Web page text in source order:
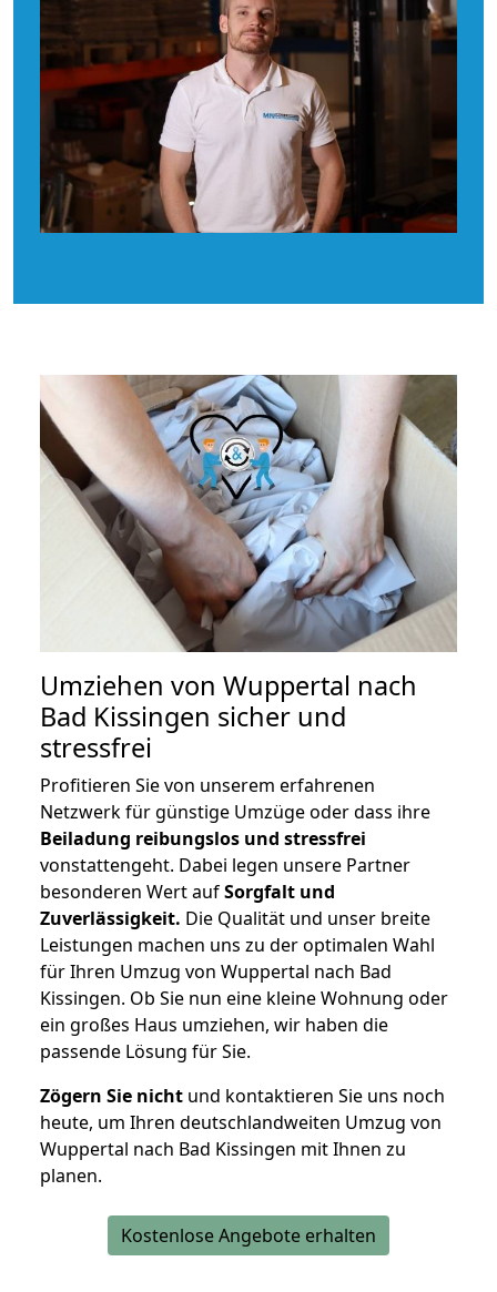
Umziehen von Wuppertal nach
Bad Kissingen sicher und
stressfrei
Profitieren Sie von unserem erfahrenen
Netzwerk für günstige Umzüge oder dass ihre
Beiladung reibungslos und stressfrei
vonstattengeht. Dabei legen unsere Partner
besonderen Wert aufSorgfalt und
Zuverlässigkeit. Die Qualität und unser breite
Leistungen machen uns zu der optimalen Wahl
für Ihren Umzug von Wuppertal nach Bad
Kissingen. Ob Sie nun eine kleine Wohnung oder
ein großes Haus umziehen, wir haben die
passende Lösung für Sie.
Zögern Sie nicht und kontaktieren Sie uns noch
heute, um Ihren deutschlandweiten Umzug von
Wuppertal nach Bad Kissingen mit Ihnen zu
planen.
Kostenlose Angebote erhalten